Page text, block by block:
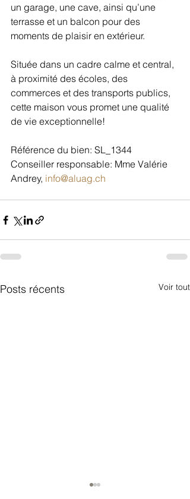
un garage, une cave, ainsi qu’une
terrasse et un balcon pour des
moments de plaisir en extérieur.
Située dans un cadre calme et central,
à proximité des écoles, des
commerces et des transports publics,
cette maison vous promet une qualité
de vie exceptionnelle!
Référence du bien: SL_1344
Conseiller responsable: Mme Valérie
Andrey, info@aluag.ch
Posts récents Voir tout